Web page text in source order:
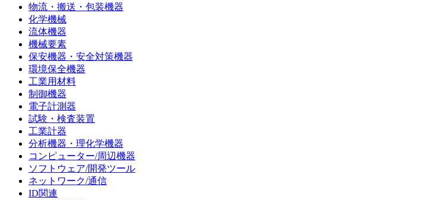
物流・搬送・包装機器
化学機械
流体機器
機械要素
保安機器・安全対策機器
環境保全機器
工業用材料
制御機器
電子計測器
試験・検査装置
工業計器
分析機器・理化学機器
コンピューター/周辺機器
ソフトウェア/開発ツール
ネットワーク/通信
ID関連